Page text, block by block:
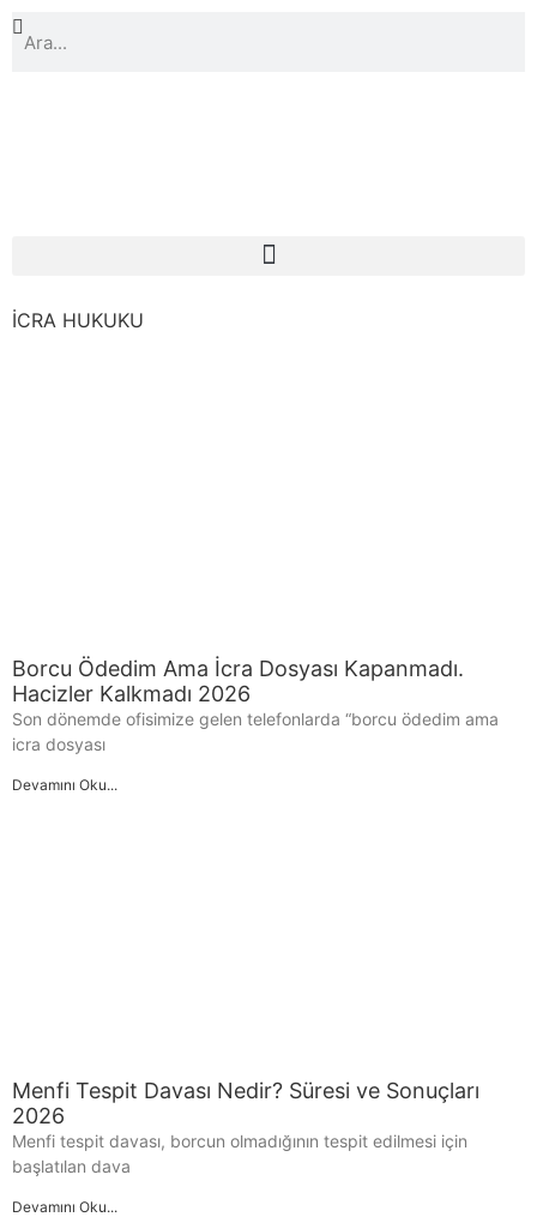
İCRA HUKUKU
Borcu Ödedim Ama İcra Dosyası Kapanmadı.
Hacizler Kalkmadı 2026
Son dönemde ofisimize gelen telefonlarda “borcu ödedim ama
icra dosyası
Devamını Oku...
Menfi Tespit Davası Nedir? Süresi ve Sonuçları
2026
Menfi tespit davası, borcun olmadığının tespit edilmesi için
başlatılan dava
Devamını Oku...